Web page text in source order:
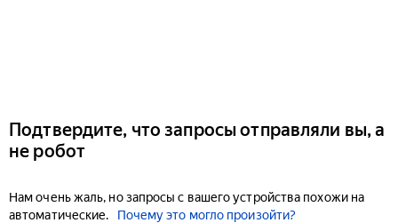
Подтвердите, что запросы отправляли вы, а
не робот
Нам очень жаль, но запросы с вашего устройства похожи на
автоматические.
Почему это могло произойти?